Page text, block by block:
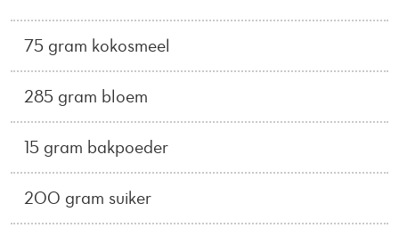
75 gram kokosmeel
285 gram bloem
15 gram bakpoeder
200 gram suiker